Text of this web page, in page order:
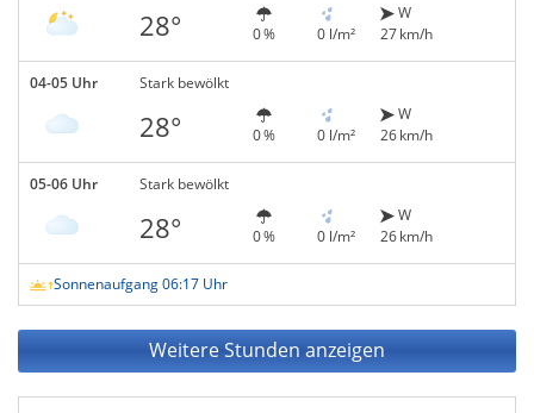
28° 0 % 0 l/m²
W
27 km/h
04-05 Uhr Stark bewölkt
28° 0 % 0 l/m²
W
26 km/h
05-06 Uhr Stark bewölkt
28° 0 % 0 l/m²
W
26 km/h
Sonnenaufgang 06:17 Uhr
Weitere Stunden anzeigen